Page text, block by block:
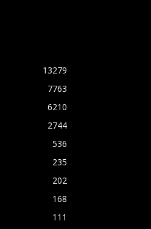
13279
7763
6210
2744
536
235
202
168
111